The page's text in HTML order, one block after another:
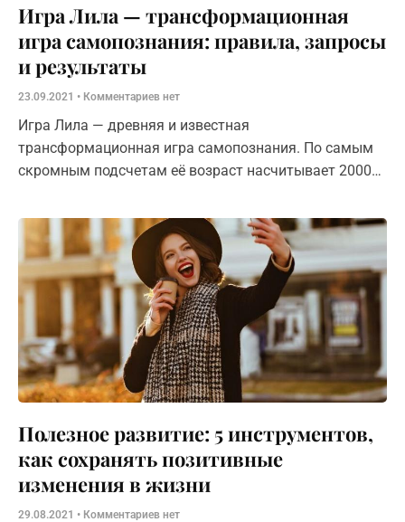
Игра Лила — трансформационная
игра самопознания: правила, запросы
и результаты
23.09.2021 Комментариев нет
Игра Лила — древняя и известная
трансформационная игра самопознания. По самым
скромным подсчетам её возраст насчитывает 2000
статусов играют в эту потрясающую игру жизни.
Полезное развитие: 5 инструментов,
как сохранять позитивные
изменения в жизни
29.08.2021 Комментариев нет